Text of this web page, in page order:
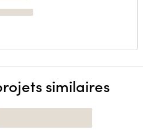
similaires